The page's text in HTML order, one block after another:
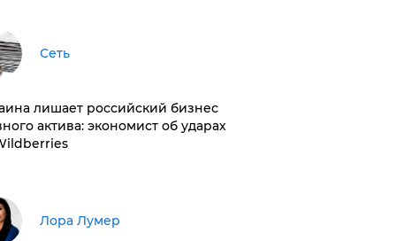
Сеть
лишает российский бизнес
актива: экономист об ударах
​Лора Лумер